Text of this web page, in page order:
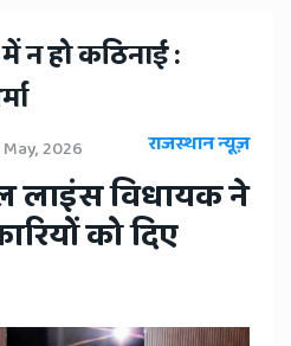
न हो कठिनाई :
May, 2026 राजस्थान न्यूज़
लाइंस विधायक ने
को दिए